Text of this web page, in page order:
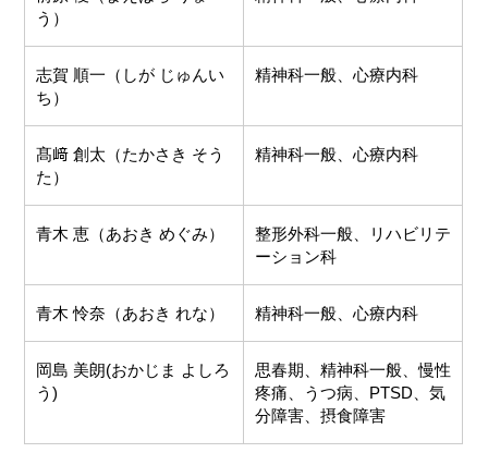
う）
志賀 順一（しが じゅんい
ち）
精神科一般、心療内科
髙﨑 創太（たかさき そう
た）
精神科一般、心療内科
青木 恵（あおき めぐみ）
整形外科一般、リハビリテ
ーション科
青木 怜奈（あおき れな） 精神科一般、心療内科
岡島 美朗(おかじま よしろ
う)
思春期、精神科一般、慢性
疼痛、うつ病、PTSD、気
分障害、摂食障害